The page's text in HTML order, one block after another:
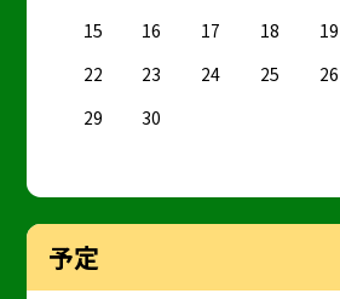
15
16 17 18 19
22
23 24 25 26
29
30
予定